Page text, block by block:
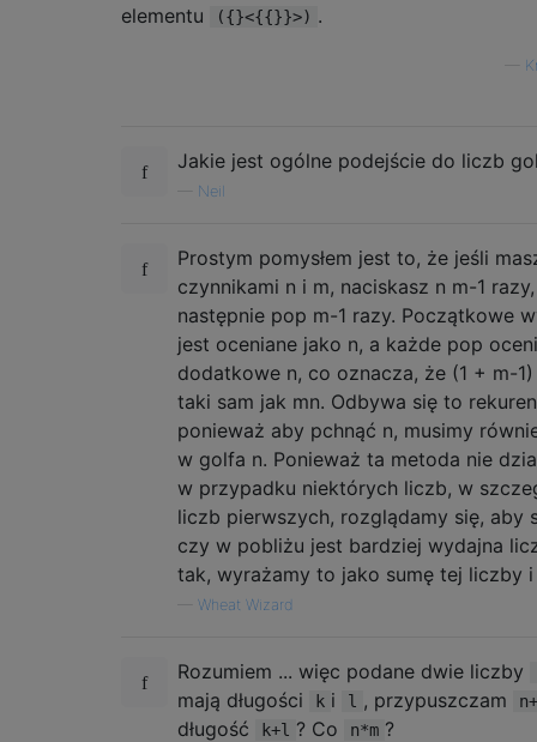
elementu
({}<{{}}>) .
Jakie jest ogólne podejście do liczb
Neil
Prostym pomysłem jest to, że jeśli
czynnikami n i m, naciskasz n m-1
następnie pop m-1 razy. Początkowe
jest oceniane jako n, a każde pop
dodatkowe n, co oznacza, że ​​(1 + m-
taki sam jak mn. Odbywa się to
ponieważ aby pchnąć n, musimy
w golfa n. Ponieważ ta metoda nie
w przypadku niektórych liczb, w
liczb pierwszych, rozglądamy się, aby
czy w pobliżu jest bardziej wydajna
tak, wyrażamy to jako sumę tej liczby
Wheat Wizard
Rozumiem ... więc podane dwie liczby
mają długości k i l , przypuszczam
długość k+l ? Co n*m ?